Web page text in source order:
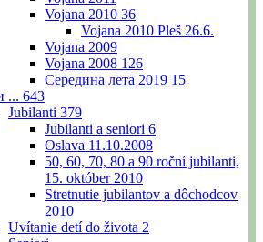
Vojana 2010 36
Vojana 2010 Pleš 26.6.
Vojana 2009
Vojana 2008 126
Середина лета 2019 15
... 643
Jubilanti 379
Jubilanti a seniori 6
Oslava 11.10.2008
50, 60, 70, 80 a 90 roční jubilanti,
15. október 2010
Stretnutie jubilantov a dôchodcov
2010
Uvítanie detí do života 2